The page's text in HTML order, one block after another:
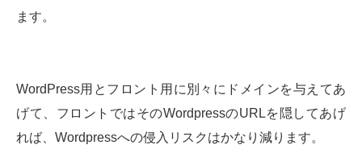
ます。
WordPress用とフロント用に別々にドメインを与えてあ
げて、フロントではそのWordpressのURLを隠してあげ
れば、Wordpressへの侵入リスクはかなり減ります。